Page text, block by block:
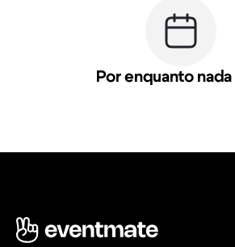
Por enquanto